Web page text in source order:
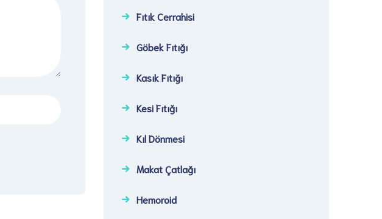
Fıtık Cerrahisi​
Göbek Fıtığı​
Kasık Fıtığı​
Kesi Fıtığı​
Kıl Dönmesi
Makat Çatlağı
Hemoroid